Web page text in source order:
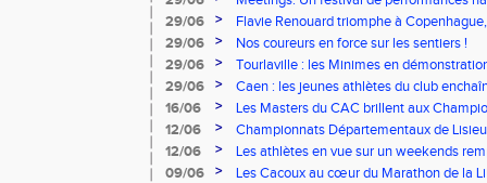
concours
29/06 >
Flavie Renouard triomphe à
brillent sur tous les fronts
29/06 >
Nos coureurs en force sur les sentiers !
29/06
>
Tourlaville : les Minimes en
29/06
>
Caen : les jeunes athlètes du club
16/06
>
Les Masters du CAC brillent aux
12/06
>
Championnats Départementaux de
remarquables pour nos jeunes athlètes
12/06 >
Les athlètes en vue sur un weekends
09/06
>
Les Cacoux au cœur du Marathon de la